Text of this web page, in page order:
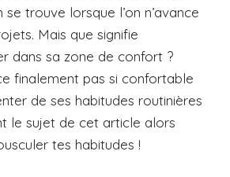
trouve lorsque l’on n’avance
Mais que signifie
dans sa zone de confort ?
finalement pas si confortable
de ses habitudes routinières
le sujet de cet article alors
tes habitudes !